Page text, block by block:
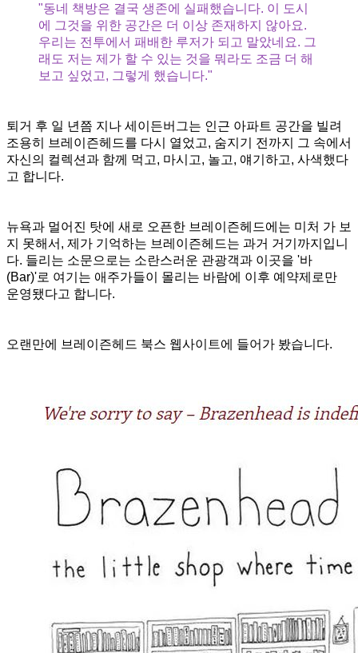
"동네 책방은 결국 생존에 실패했습니다. 이 도시
에 그것을 위한 공간은 더 이상 존재하지 않아요.
우리는 전투에서 패배한 루저가 되고 말았네요. 그
래도 저는 제가 할 수 있는 것을 뭐라도 조금 더 해
보고 싶었고, 그렇게 했습니다."
퇴거 후 일 년쯤 지나 세이든버그는 인근 아파트 공간을 빌려
조용히 브레이즌헤드를 다시 열었고, 숨지기 전까지 그 속에서
자신의 컬렉션과 함께 먹고, 마시고, 놀고, 얘기하고, 사색했다
고 합니다.
뉴욕과 멀어진 탓에 새로 오픈한 브레이즌헤드에는 미처 가 보
지 못해서, 제가 기억하는 브레이즌헤드는 과거 거기까지입니
다. 들리는 소문으로는 소란스러운 관광객과 이곳을 '바
(Bar)'로 여기는 애주가들이 몰리는 바람에 이후 예약제로만
운영됐다고 합니다.
오랜만에 브레이즌헤드 북스 웹사이트에 들어가 봤습니다.